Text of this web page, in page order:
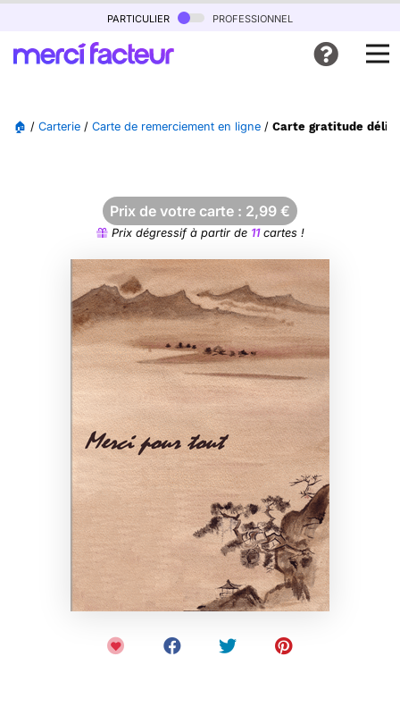
particulier professionnel
🏠 / Carterie / Carte de remerciement en ligne / Carte gratitude
Prix de votre carte : 2,99 €
Prix dégressif à partir de 11cartes !